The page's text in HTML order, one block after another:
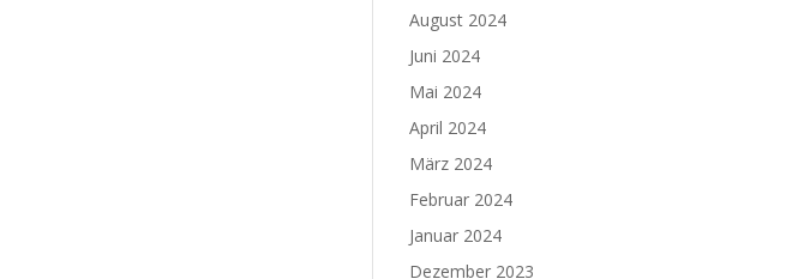
August 2024
Juni 2024
Mai 2024
April 2024
März 2024
Februar 2024
Januar 2024
Dezember 2023